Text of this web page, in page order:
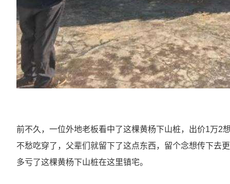
前不久，一位外地老板看中了这棵黄杨下山桩，出价1万2
不愁吃穿了，父辈们就留下了这点东西，留个念想传下去
多亏了这棵黄杨下山桩在这里镇宅。